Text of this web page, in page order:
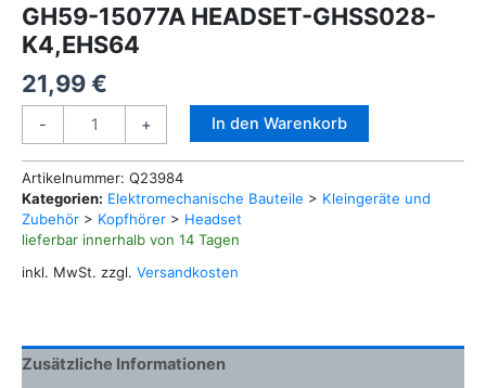
GH59-15077A HEADSET-GHSS028-
K4,EHS64
21,99€
-
HEADSET-
GHSS028-
K4,EHS64
Menge
+ In den Warenkorb
Artikelnummer: Q23984
Kategorien: Elektromechanische Bauteile > Kleingeräte und
Zubehör > Kopfhörer > Headset
lieferbar innerhalb von 14 Tagen
inkl. MwSt. zzgl. Versandkosten
Zusätzliche Informationen